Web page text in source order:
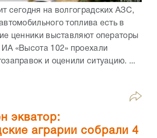
сегодня на волгоградских АЗС,
топлива есть в
ценники выставляют операторы
«Высота 102» проехали
и оценили ситуацию. ...
экватор:
аграрии собрали 4